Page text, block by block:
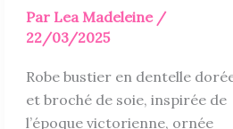
Par Lea Madeleine /
22/03/2025
Robe bustier en dentelle
et broché de soie, inspirée de
l’époque victorienne, ornée